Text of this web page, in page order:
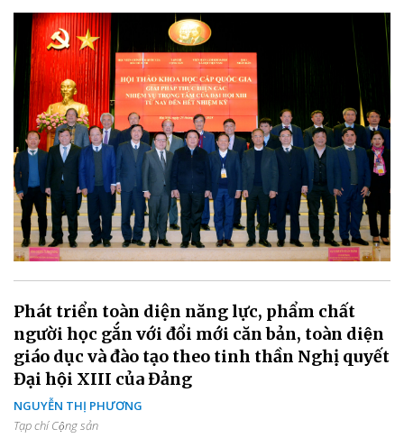
Phát triển toàn diện năng lực, phẩm chất
người học gắn với đổi mới căn bản, toàn diện
giáo dục và đào tạo theo tinh thần Nghị quyết
Đại hội XIII của Đảng
NGUYỄN THỊ PHƯƠNG
Tạp chí Cộng sản